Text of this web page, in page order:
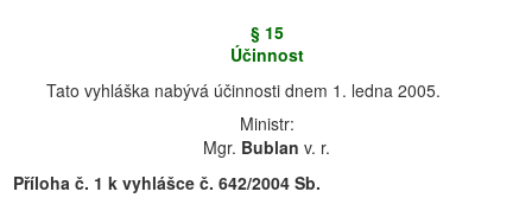
§ 15
Účinnost
Tato vyhláška nabývá účinnosti dnem 1. ledna 2005.
Ministr:
Mgr. Bublan v. r.
Příloha č. 1 k vyhlášce č. 642/2004 Sb.